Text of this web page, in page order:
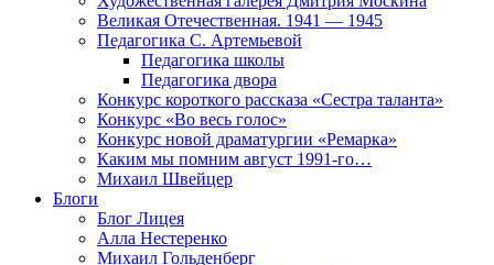
Великая Отечественная. 1941 — 1945
Педагогика С. Артемьевой
Педагогика школы
Педагогика двора
Конкурс короткого рассказа «Сестра таланта»
Конкурс «Во весь голос»
Конкурс новой драматургии «Ремарка»
Каким мы помним август 1991-го…
Михаил Швейцер
Блоги
Блог Лицея
Алла Нестеренко
Михаил Гольденберг